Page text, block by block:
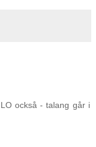
också - talang går i